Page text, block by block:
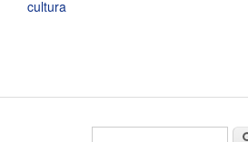
cultura